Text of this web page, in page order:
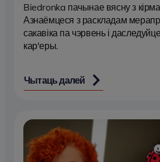
Biedronka пачынае вясну з
Азнаёмцеся з раскладам
сакавіка па чэрвень і
кар'еры.
Чытаць далей